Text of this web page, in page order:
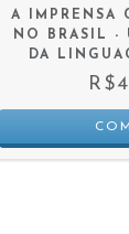
A IMPRENSA
NO BRASIL -
DA